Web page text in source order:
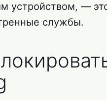
устройством, —
службы.